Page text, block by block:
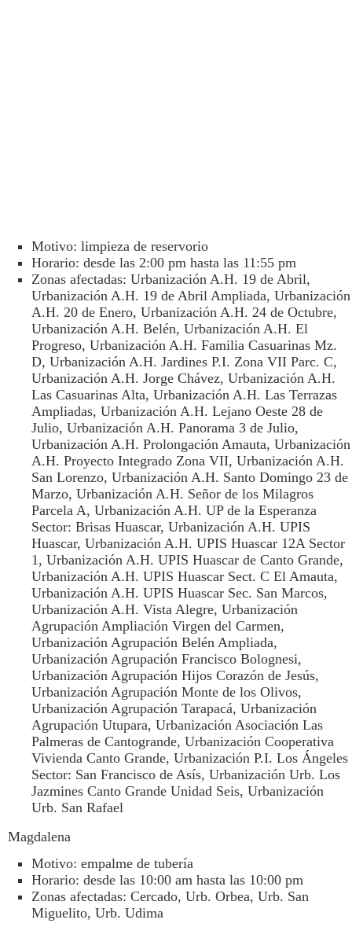
Motivo: limpieza de reservorio
Horario: desde las 2:00 pm hasta las 11:55 pm
Zonas afectadas: Urbanización A.H. 19 de Abril,
Urbanización A.H. 19 de Abril Ampliada, Urbanización
A.H. 20 de Enero, Urbanización A.H. 24 de Octubre,
Urbanización A.H. Belén, Urbanización A.H. El
Progreso, Urbanización A.H. Familia Casuarinas Mz.
D, Urbanización A.H. Jardines P.I. Zona VII Parc. C,
Urbanización A.H. Jorge Chávez, Urbanización A.H.
Las Casuarinas Alta, Urbanización A.H. Las Terrazas
Ampliadas, Urbanización A.H. Lejano Oeste 28 de
Julio, Urbanización A.H. Panorama 3 de Julio,
Urbanización A.H. Prolongación Amauta, Urbanización
A.H. Proyecto Integrado Zona VII, Urbanización A.H.
San Lorenzo, Urbanización A.H. Santo Domingo 23 de
Marzo, Urbanización A.H. Señor de los Milagros
Parcela A, Urbanización A.H. UP de la Esperanza
Sector: Brisas Huascar, Urbanización A.H. UPIS
Huascar, Urbanización A.H. UPIS Huascar 12A Sector
1, Urbanización A.H. UPIS Huascar de Canto Grande,
Urbanización A.H. UPIS Huascar Sect. C El Amauta,
Urbanización A.H. UPIS Huascar Sec. San Marcos,
Urbanización A.H. Vista Alegre, Urbanización
Agrupación Ampliación Virgen del Carmen,
Urbanización Agrupación Belén Ampliada,
Urbanización Agrupación Francisco Bolognesi,
Urbanización Agrupación Hijos Corazón de Jesús,
Urbanización Agrupación Monte de los Olivos,
Urbanización Agrupación Tarapacá, Urbanización
Agrupación Utupara, Urbanización Asociación Las
Palmeras de Cantogrande, Urbanización Cooperativa
Vivienda Canto Grande, Urbanización P.I. Los Ángeles
Sector: San Francisco de Asís, Urbanización Urb. Los
Jazmines Canto Grande Unidad Seis, Urbanización
Urb. San Rafael
Magdalena
Motivo: empalme de tubería
Horario: desde las 10:00 am hasta las 10:00 pm
Zonas afectadas: Cercado, Urb. Orbea, Urb. San
Miguelito, Urb. Udima